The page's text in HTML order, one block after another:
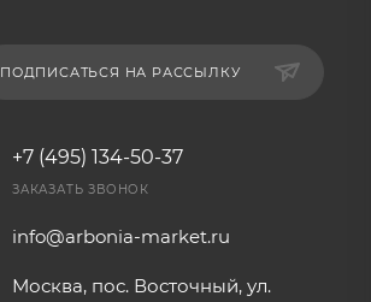
ПОДПИСАТЬСЯ НА РАССЫЛКУ
+7 (495) 134-50-37
ЗАКАЗАТЬ ЗВОНОК
info@arbonia-market.ru
Москва, пос. Восточный, ул.